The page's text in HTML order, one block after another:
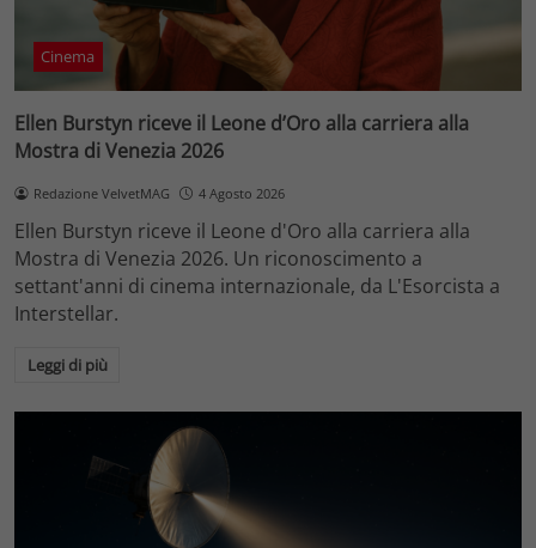
Cinema
Ellen Burstyn riceve il Leone d’Oro alla carriera alla
Mostra di Venezia 2026
Redazione VelvetMAG 4 Agosto 2026
Ellen Burstyn riceve il Leone d'Oro alla carriera alla
Mostra di Venezia 2026. Un riconoscimento a
settant'anni di cinema internazionale, da L'Esorcista a
Interstellar.
Leggi di più